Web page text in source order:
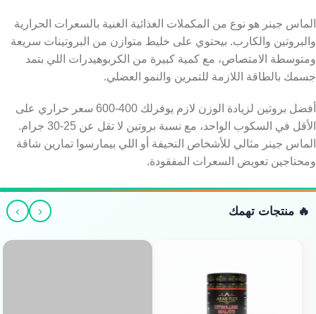
الماس جينر هو نوع من المكملات الغذائية الغنية بالسعرات الحرارية
والبروتين والكارب. بيحتوي على خليط متوازن من البروتينات سريعة
ومتوسطة الامتصاص، مع كمية كبيرة من الكربوهيدرات اللي بتمد
جسمك بالطاقة اللازمة للتمرين والنمو العضلي.
أفضل بروتين لزيادة الوزن لازم يوفرلك 400-600 سعر حراري على
الأقل في السكوب الواحد، مع نسبة بروتين لا تقل عن 25-30 جرام.
الماس جينر مثالي للأشخاص النحيفة أو اللي بيمارسوا تمارين شاقة
ومحتاجين تعويض السعرات المفقودة.
🔥 منتجات تهمك ‹
›